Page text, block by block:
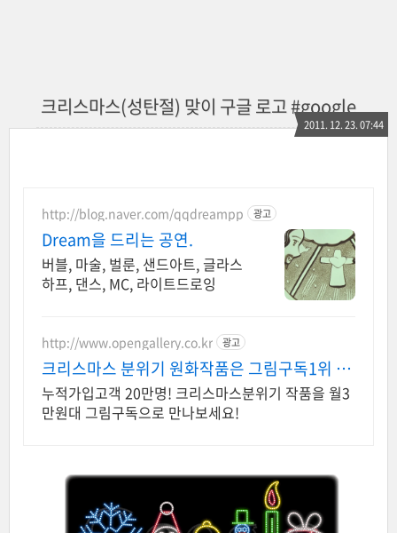
크리스마스(성탄절) 맞이 구글 로고 #google
2011. 12. 23. 07:44
http://blog.naver.com/qqdreampp 광고
Dream을 드리는 공연.
버블, 마술, 벌룬, 샌드아트, 글라스
하프, 댄스, MC, 라이트드로잉
http://www.opengallery.co.kr 광고
크리스마스 분위기 원화작품은 그림구독1위 오
픈갤러리에서!
누적가입고객 20만명! 크리스마스분위기 작품을 월3
만원대 그림구독으로 만나보세요!